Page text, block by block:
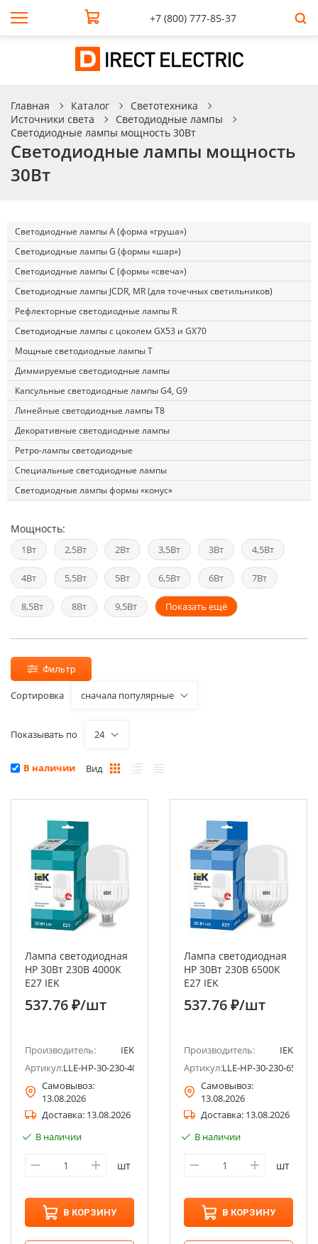
+7 (800) 777-85-37
Главная Каталог
Светотехника
Источники света
Светодиодные лампы
Светодиодные лампы мощность 30Вт
Светодиодные лампы мощность
30Вт
Светодиодные лампы А (форма «груша»)
Светодиодные лампы G (формы «шар»)
Светодиодные лампы С (формы «свеча»)
Светодиодные лампы JCDR, MR (для точечных светильников)
Рефлекторные светодиодные лампы R
Светодиодные лампы с цоколем GX53 и GX70
Мощные светодиодные лампы T
Диммируемые светодиодные лампы
Капсульные светодиодные лампы G4, G9
Линейные светодиодные лампы T8
Декоративные светодиодные лампы
Ретро-лампы светодиодные
Специальные светодиодные лампы
Светодиодные лампы формы «конус»
Мощность:
1Вт 2,5Вт 2Вт 3,5Вт 3Вт 4,5Вт
4Вт 5,5Вт 5Вт 6,5Вт 6Вт 7Вт
8,5Вт 8Вт 9,5Вт Показать ещё
Фильтр
Сортировка сначала популярные
Показывать по 24
В наличии Вид
Лампа светодиодная
HP 30Вт 230В 4000К
E27 IEK
537.76 ₽/шт
Производитель:
IEK
Артикул:LLE-HP-30-230-40-E27
Самовывоз:
13.08.2026
Доставка: 13.08.2026
В наличии
шт
В КОРЗИНУ
Лампа светодиодная
HP 30Вт 230В 6500К
E27 IEK
537.76 ₽/шт
Производитель:
IEK
Артикул:LLE-HP-30-230-65-E27
Самовывоз:
13.08.2026
Доставка: 13.08.2026
В наличии
шт
В КОРЗИНУ